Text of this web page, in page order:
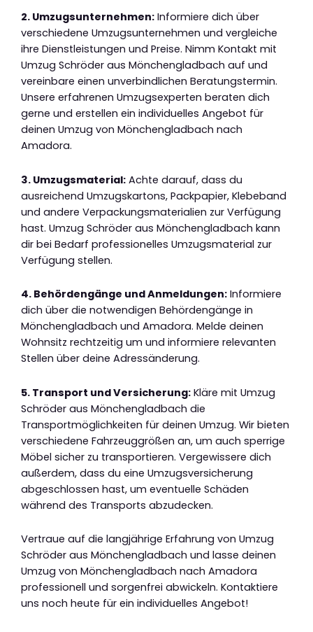
2. Umzugsunternehmen: Informiere dich über
verschiedene Umzugsunternehmen und vergleiche
ihre Dienstleistungen und Preise. Nimm Kontakt mit
Umzug Schröder aus Mönchengladbach auf und
vereinbare einen unverbindlichen Beratungstermin.
Unsere erfahrenen Umzugsexperten beraten dich
gerne und erstellen ein individuelles Angebot für
deinen Umzug von Mönchengladbach nach
Amadora.
3. Umzugsmaterial: Achte darauf, dass du
ausreichend Umzugskartons, Packpapier, Klebeband
und andere Verpackungsmaterialien zur Verfügung
hast. Umzug Schröder aus Mönchengladbach kann
dir bei Bedarf professionelles Umzugsmaterial zur
Verfügung stellen.
4. Behördengänge und Anmeldungen: Informiere
dich über die notwendigen Behördengänge in
Mönchengladbach und Amadora. Melde deinen
Wohnsitz rechtzeitig um und informiere relevanten
Stellen über deine Adressänderung.
5. Transport und Versicherung: Kläre mit Umzug
Schröder aus Mönchengladbach die
Transportmöglichkeiten für deinen Umzug. Wir bieten
verschiedene Fahrzeuggrößen an, um auch sperrige
Möbel sicher zu transportieren. Vergewissere dich
außerdem, dass du eine Umzugsversicherung
abgeschlossen hast, um eventuelle Schäden
während des Transports abzudecken.
Vertraue auf die langjährige Erfahrung von Umzug
Schröder aus Mönchengladbach und lasse deinen
Umzug von Mönchengladbach nach Amadora
professionell und sorgenfrei abwickeln. Kontaktiere
uns noch heute für ein individuelles Angebot!